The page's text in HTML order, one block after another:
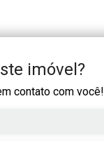
imóvel?
contato com você!